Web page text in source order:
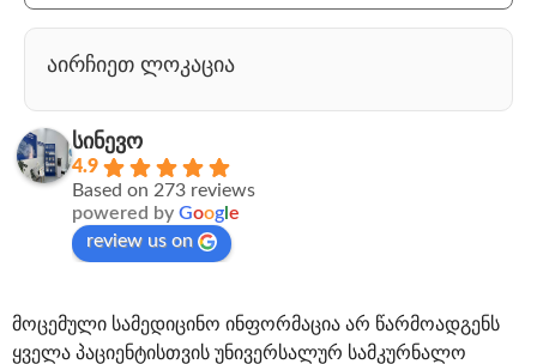
აირჩიეთ ლოკაცია
სინევო
4.9
Based on 273 reviews
powered by Google
review us on
მოცემული სამედიცინო ინფორმაცია არ წარმოადგენს
ყველა პაციენტისთვის უნივერსალურ სამკურნალო